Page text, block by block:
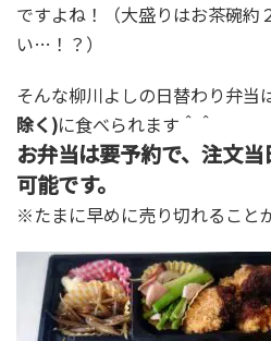
ですよね！（大盛りはお茶碗約
い…！？）
そんな柳川よしの日替わり弁当
除く)に食べられます＾＾
お弁当は要予約で、注文
可能です。
※たまに早めに売り切れること